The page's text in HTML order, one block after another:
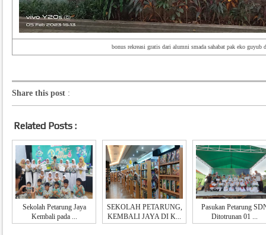
bonus rekreasi gratis dari alumni smada sahabat pak eko guyub
Share this post :
Related Posts :
Sekolah Petarung Jaya
Kembali pada ...
SEKOLAH PETARUNG,
KEMBALI JAYA DI K...
Pasukan Petarung
Ditotrunan 01 ...